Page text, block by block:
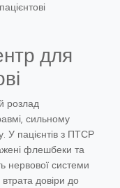
для
розлад
сильному
У пацієнтів з ПТСР
флешбеки та
нервової системи
втрата довіри до